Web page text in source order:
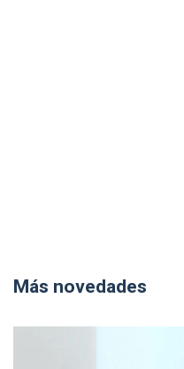
Más novedades